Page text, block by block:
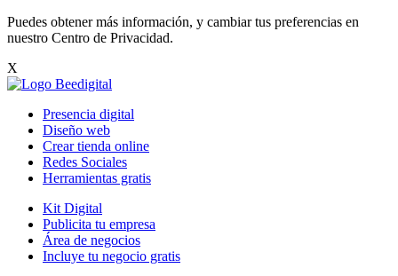
Puedes obtener más información, y cambiar tus preferencias en
nuestro Centro de Privacidad.
X
Presencia digital
Diseño web
Crear tienda online
Redes Sociales
Herramientas gratis
Kit Digital
Publicita tu empresa
Área de negocios
Incluye tu negocio gratis